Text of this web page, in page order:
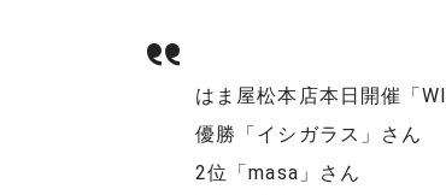
はま屋松本店本日開催「
優勝「イシガラス」さん
2位「masa」さん